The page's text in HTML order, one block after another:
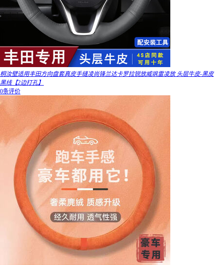
桐汝壁适用丰田方向盘套真皮手缝凌尚锋兰达卡罗拉锐放威飒雷凌放 头层牛皮-黑皮
黑线【2边打孔】
0条评价